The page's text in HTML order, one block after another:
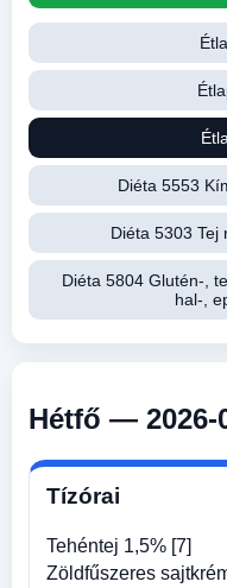
Diéta 5553
Diéta 5303 Tej
Diéta 5804 Glutén-,
hal-,
Hétfő — 2026-
Tízórai
Tehéntej 1,5% [7]
Zöldfűszeres